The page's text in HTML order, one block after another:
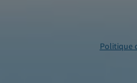
Politique